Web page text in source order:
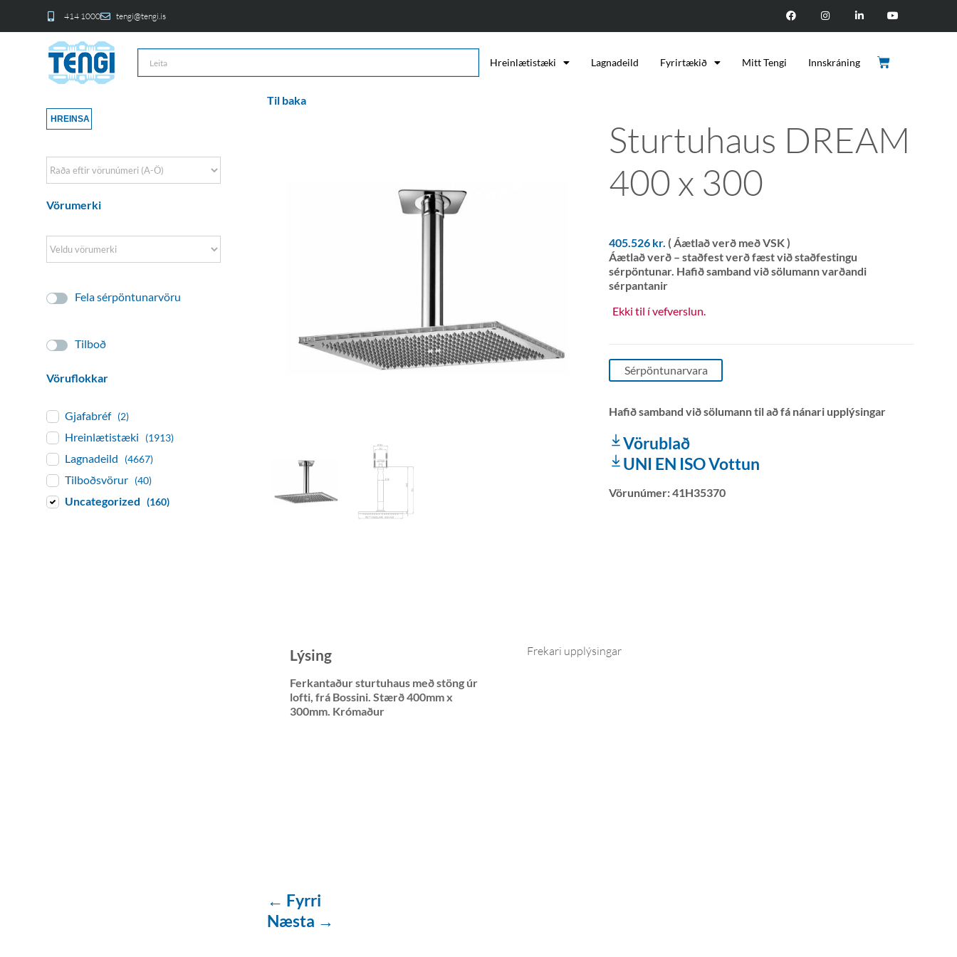
414 1000 tengi@tengi.is
Hreinlætistæki Lagnadeild Fyrirtækið Mitt Tengi Innskráning
Til baka
Sturtuhaus DREAM
400 x 300
405.526 kr. ( Áætlað verð með VSK )
Áætlað verð – staðfest verð fæst við staðfestingu
sérpöntunar. Hafið samband við sölumann varðandi
sérpantanir
Ekki til í vefverslun.
Sérpöntunarvara
Hafið samband við sölumann til að fá nánari upplýsingar
Vörublað
UNI EN ISO Vottun
Vörunúmer:41H35370
Lýsing
Ferkantaður sturtuhaus með stöng úr
lofti, frá Bossini. Stærð 400mm x
300mm. Krómaður
Frekari upplýsingar
← Fyrri
Næsta →
HREINSA
Sort Products
Vörumerki
Fela sérpöntunarvöru
Tilboð
Vöruflokkar
Gjafabréf (2)
Hreinlætistæki (1913)
Lagnadeild (4667)
Tilboðsvörur (40)
Uncategorized (160)